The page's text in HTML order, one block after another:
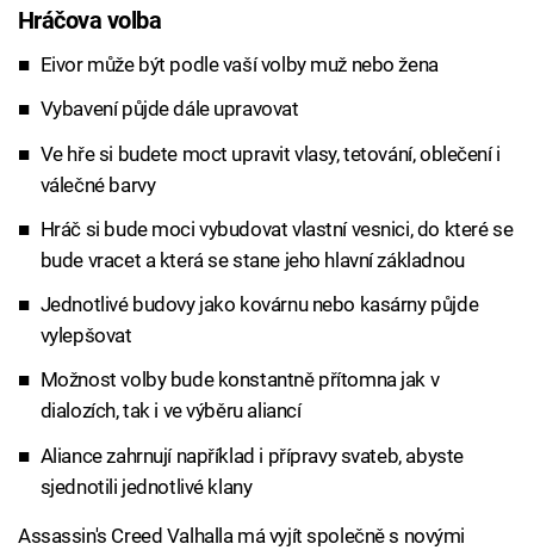
Hráčova volba
Eivor může být podle vaší volby muž nebo žena
Vybavení půjde dále upravovat
Ve hře si budete moct upravit vlasy, tetování, oblečení i
válečné barvy
Hráč si bude moci vybudovat vlastní vesnici, do které se
bude vracet a která se stane jeho hlavní základnou
Jednotlivé budovy jako kovárnu nebo kasárny půjde
vylepšovat
Možnost volby bude konstantně přítomna jak v
dialozích, tak i ve výběru aliancí
Aliance zahrnují například i přípravy svateb, abyste
sjednotili jednotlivé klany
Assassin's Creed Valhalla má vyjít společně s novými